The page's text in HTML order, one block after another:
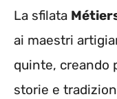
La sfilata
ai maestri
quinte, creando
storie e